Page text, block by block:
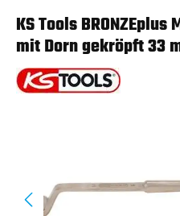
KS Tools
mit Dorn gekröpft 33